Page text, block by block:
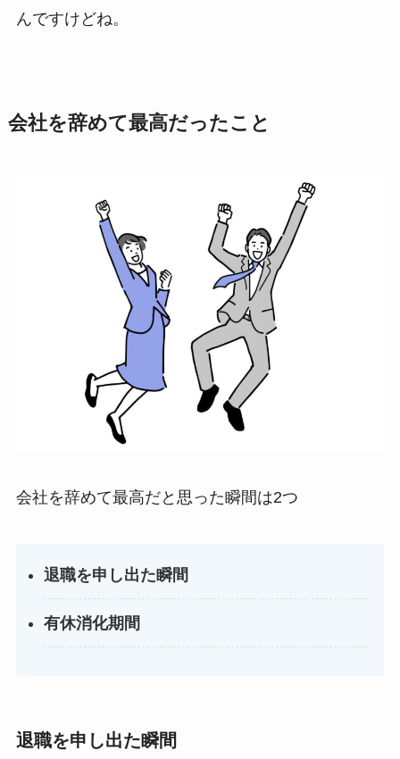
んですけどね。
会社を辞めて最高だったこと
会社を辞めて最高だと思った瞬間は2つ
退職を申し出た瞬間
有休消化期間
退職を申し出た瞬間